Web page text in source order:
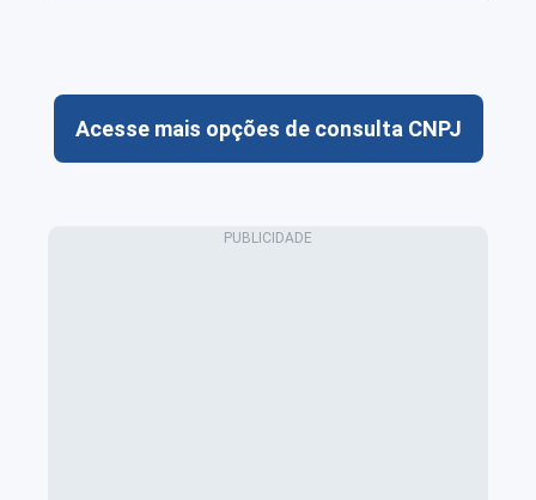
Acesse mais opções de consulta CNPJ